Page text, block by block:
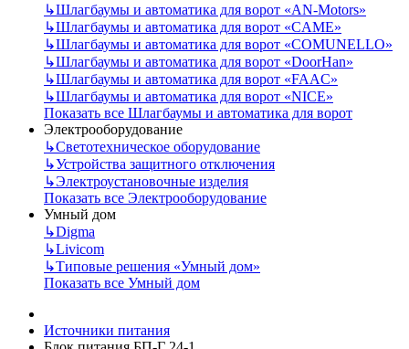
↳Шлагбаумы и автоматика для ворот «AN-Motors»
↳Шлагбаумы и автоматика для ворот «CAME»
↳Шлагбаумы и автоматика для ворот «COMUNELLO»
↳Шлагбаумы и автоматика для ворот «DoorHan»
↳Шлагбаумы и автоматика для ворот «FAAC»
↳Шлагбаумы и автоматика для ворот «NICE»
Показать все Шлагбаумы и автоматика для ворот
Электрооборудование
↳Светотехническое оборудование
↳Устройства защитного отключения
↳Электроустановочные изделия
Показать все Электрооборудование
Умный дом
↳Digma
↳Livicom
↳Типовые решения «Умный дом»
Показать все Умный дом
Источники питания